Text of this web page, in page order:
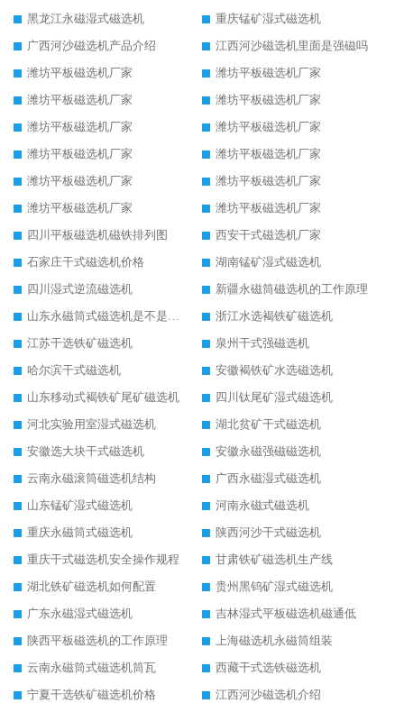
黑龙江永磁湿式磁选机
重庆锰矿湿式磁选机
广西河沙磁选机产品介绍
江西河沙磁选机里面是强磁吗
潍坊平板磁选机厂家
潍坊平板磁选机厂家
潍坊平板磁选机厂家
潍坊平板磁选机厂家
潍坊平板磁选机厂家
潍坊平板磁选机厂家
潍坊平板磁选机厂家
潍坊平板磁选机厂家
潍坊平板磁选机厂家
潍坊平板磁选机厂家
潍坊平板磁选机厂家
潍坊平板磁选机厂家
四川平板磁选机磁铁排列图
西安干式磁选机厂家
石家庄干式磁选机价格
湖南锰矿湿式磁选机
四川湿式逆流磁选机
新疆永磁筒磁选机的工作原理
山东永磁筒式磁选机是不是强磁
浙江水选褐铁矿磁选机
江苏干选铁矿磁选机
泉州干式强磁选机
哈尔滨干式磁选机
安徽褐铁矿水选磁选机
山东移动式褐铁矿尾矿磁选机
四川钛尾矿湿式磁选机
河北实验用室湿式磁选机
湖北贫矿干式磁选机
安徽选大块干式磁选机
安徽永磁强磁磁选机
云南永磁滚筒磁选机结构
广西永磁湿式磁选机
山东锰矿湿式磁选机
河南永磁式磁选机
重庆永磁筒式磁选机
陕西河沙干式磁选机
重庆干式磁选机安全操作规程
甘肃铁矿磁选机生产线
湖北铁矿磁选机如何配置
贵州黑钨矿湿式磁选机
广东永磁湿式磁选机
吉林湿式平板磁选机磁通低
陕西平板磁选机的工作原理
上海磁选机永磁筒组装
云南永磁筒式磁选机筒瓦
西藏干式选铁磁选机
宁夏干选铁矿磁选机价格
江西河沙磁选机介绍